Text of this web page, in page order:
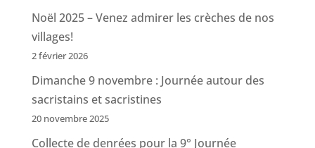
Noël 2025 – Venez admirer les crèches de nos
villages!
2 février 2026
Dimanche 9 novembre : Journée autour des
sacristains et sacristines
20 novembre 2025
Collecte de denrées pour la 9° Journée